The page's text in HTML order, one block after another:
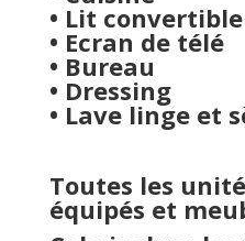
• Lit convertible
• Ecran de télé
• Bureau
• Dressing
• Lave linge et
Toutes les
équipés et